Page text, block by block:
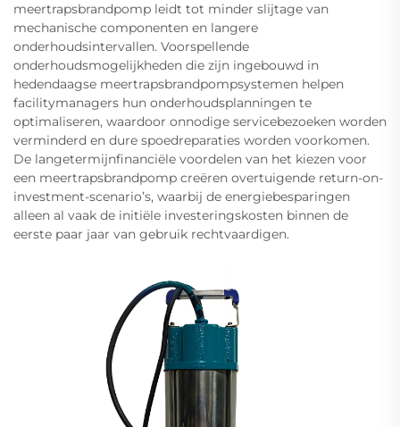
meertrapsbrandpomp leidt tot minder slijtage van
mechanische componenten en langere
onderhoudsintervallen. Voorspellende
onderhoudsmogelijkheden die zijn ingebouwd in
hedendaagse meertrapsbrandpompsystemen helpen
facilitymanagers hun onderhoudsplanningen te
optimaliseren, waardoor onnodige servicebezoeken worden
verminderd en dure spoedreparaties worden voorkomen.
De langetermijnfinanciële voordelen van het kiezen voor
een meertrapsbrandpomp creëren overtuigende return-on-
investment-scenario’s, waarbij de energiebesparingen
alleen al vaak de initiële investeringskosten binnen de
eerste paar jaar van gebruik rechtvaardigen.